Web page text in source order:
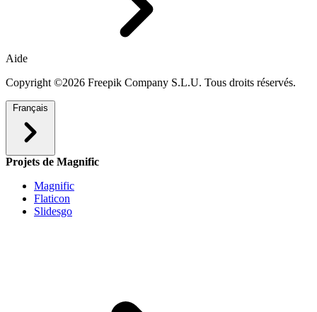
Aide
Copyright ©2026 Freepik Company S.L.U. Tous droits réservés.
Français
Projets de Magnific
Magnific
Flaticon
Slidesgo